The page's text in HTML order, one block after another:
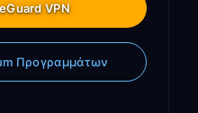
VPN
Προγραμμάτων